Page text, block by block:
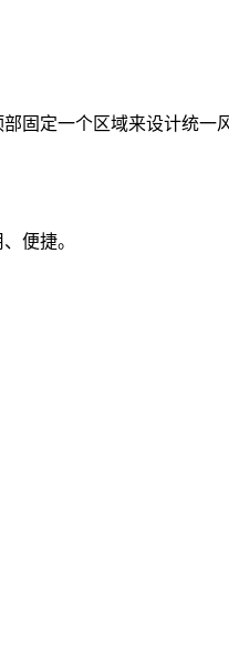
固定一个区域来设计统一
便捷。